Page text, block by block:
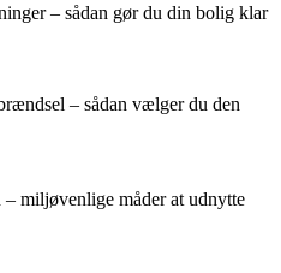
– sådan gør du din bolig klar
– sådan vælger du den
miljøvenlige måder at udnytte